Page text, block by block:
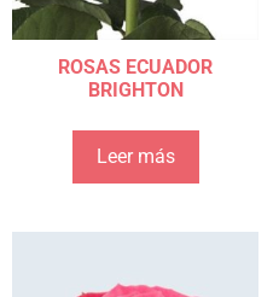
ROSAS ECUADOR
BRIGHTON
Leer más